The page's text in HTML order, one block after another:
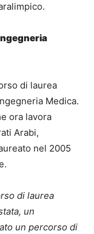
di laurea
Medica.
ora lavora
Arabi,
nel 2005
di laurea
un
un percorso di